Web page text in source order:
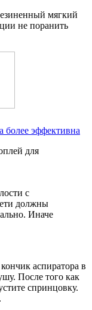
мягкий
не поранить
более эффективна
для
с
должны
Иначе
аспиратора в
После того как
спринцовку.